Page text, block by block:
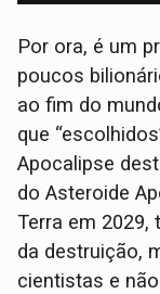
Por ora, é um
poucos
ao fim do
que
Apocalipse
do Asteroide
Terra em
da destruição,
cientistas e